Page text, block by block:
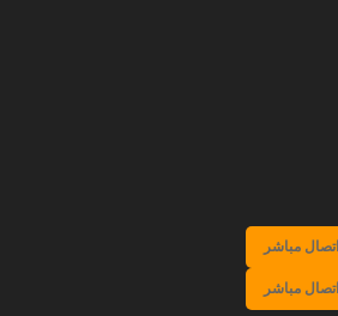
اتصال مباشر
اتصال مباشر